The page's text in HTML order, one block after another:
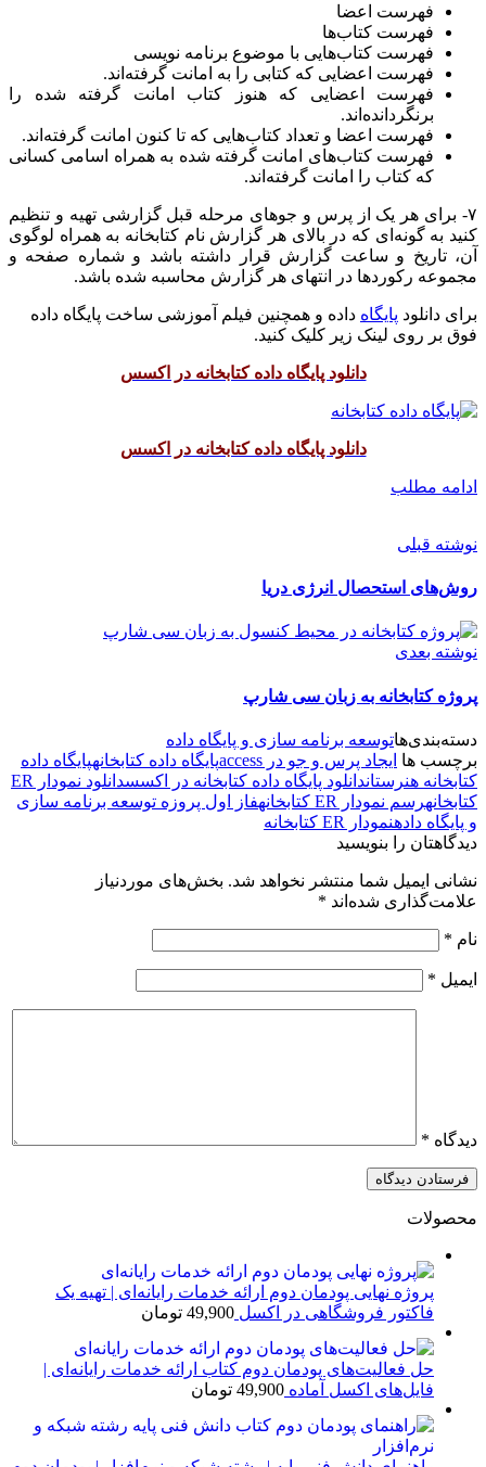
فهرست اعضا
فهرست کتاب­‌ها
فهرست کتاب‌هایی با موضوع برنامه نویسی
فهرست اعضایی که کتابی را به امانت گرفته‌­اند.
فهرست اعضایی که هنوز کتاب امانت گرفته شده را
برنگردانده‌­اند.
فهرست اعضا و تعداد کتاب­‌هایی که تا کنون امانت گرفته‌­اند.
فهرست کتاب­‌های امانت گرفته شده به همراه اسامی کسانی
که کتاب را امانت گرفته‌­اند.
۷- برای هر یک از پرس و جوهای مرحله قبل گزارشی تهیه و تنظیم
کنید به گونه‌­ای که در بالای هر گزارش نام کتابخانه به همراه لوگوی
آن، تاریخ و ساعت گزارش قرار داشته باشد و شماره صفحه و
مجموعه رکوردها در انتهای هر گزارش محاسبه شده باشد.
برای دانلود پایگاه داده و همچنین فیلم آموزشی ساخت پایگاه داده
فوق بر روی لینک زیر کلیک کنید.
دانلود پایگاه داده کتابخانه در اکسس
دانلود پایگاه داده کتابخانه در اکسس
ادامه مطلب
نوشته قبلی
روش‌های استحصال انرژی دریا
نوشته بعدی
پروژه کتابخانه به زبان سی شارپ
دسته‌بندی‌هاتوسعه برنامه سازی و پایگاه داده
برچسب ها ایجاد پرس و جو در access پایگاه داده کتابخانهپایگاه داده
کتابخانه هنرستاندانلود پایگاه داده کتابخانه در اکسس
دانلود نمودار ER
کتابخانهرسم نمودار ER کتابخانه
فاز اول پروزه توسعه برنامه سازی
و پایگاه دادهنمودار ER کتابخانه
دیدگاهتان را بنویسید
نشانی ایمیل شما منتشر نخواهد شد. بخش‌های موردنیاز
علامت‌گذاری شده‌اند *
نام *
ایمیل *
دیدگاه *
محصولات
پروژه نهایی پودمان دوم ارائه خدمات رایانه‌ای | تهیه یک
فاکتور فروشگاهی در اکسل 49,900 تومان
حل فعالیت‌های پودمان دوم کتاب ارائه خدمات رایانه‌ای |
فایل‌های اکسل آماده 49,900 تومان